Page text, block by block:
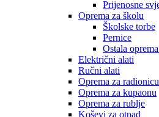
Prijenosne
Oprema za školu
Školske torbe
Pernice
Ostala
Električni alati
Ručni alati
Oprema za
Oprema za kupaonu
Oprema za rublje
Koševi za otpad